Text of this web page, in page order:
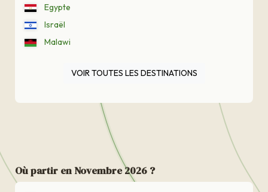
Egypte
Israël
Malawi
VOIR TOUTES LES DESTINATIONS
Où partir en Novembre 2026 ?